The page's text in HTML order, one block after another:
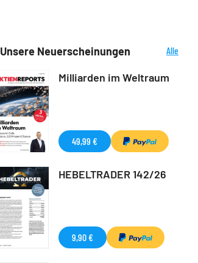
Unsere Neuerscheinungen
Alle
Milliarden im Weltraum
49,99 €
HEBELTRADER 142/26
9,90 €